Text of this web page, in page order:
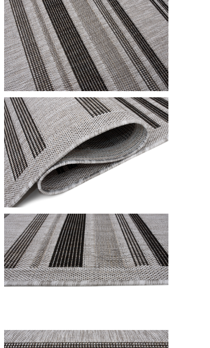
Utilizziamo i cookie per
Condividiamo inoltre
combinarle con altre
I cookie indispensabili
memorizzano alcun